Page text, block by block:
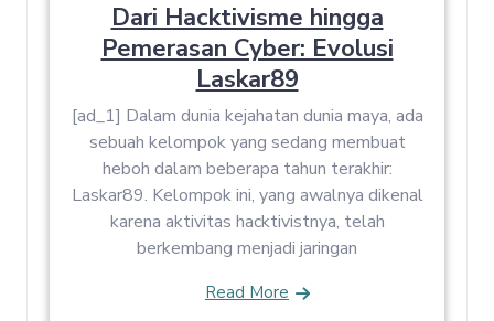
Dari Hacktivisme hingga
Pemerasan Cyber: Evolusi
Laskar89
[ad_1] Dalam dunia kejahatan dunia maya, ada
sebuah kelompok yang sedang membuat
heboh dalam beberapa tahun terakhir:
Laskar89. Kelompok ini, yang awalnya dikenal
karena aktivitas hacktivistnya, telah
berkembang menjadi jaringan
Read More